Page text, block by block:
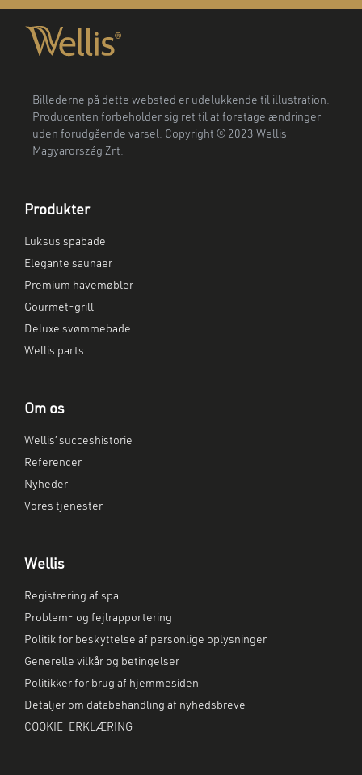
Billederne på dette websted er udelukkende til illustration.
Producenten forbeholder sig ret til at foretage ændringer
uden forudgående varsel. Copyright © 2023 Wellis
Magyarország Zrt.
Produkter
Luksus spabade
Elegante saunaer
Premium havemøbler
Gourmet-grill
Deluxe svømmebade
Wellis parts
Om os
Wellis’ succeshistorie
Referencer
Nyheder
Vores tjenester
Wellis
Registrering af spa
Problem- og fejlrapportering
Politik for beskyttelse af personlige oplysninger
Generelle vilkår og betingelser
Politikker for brug af hjemmesiden
Detaljer om databehandling af nyhedsbreve
COOKIE-ERKLÆRING